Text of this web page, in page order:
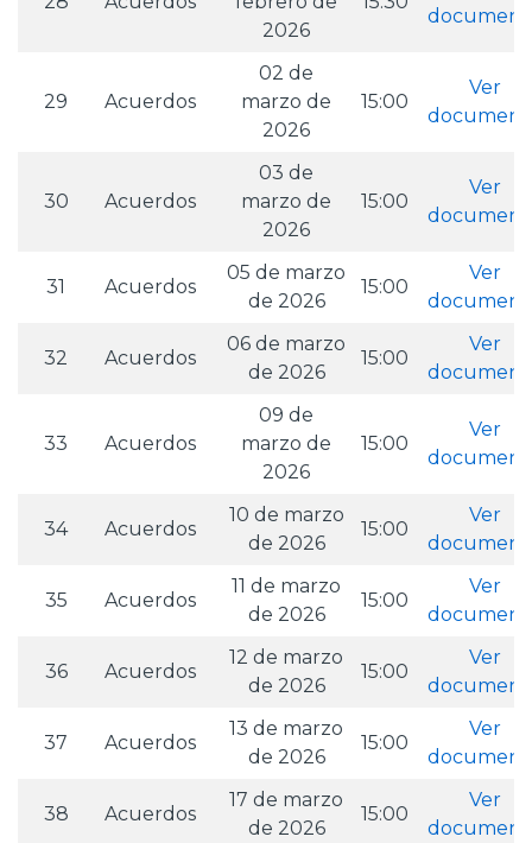
2026
29 Acuerdos
02 de
marzo de
2026
15:00
Ver
30 Acuerdos
03 de
marzo de
2026
15:00
Ver
31 Acuerdos
05 de marzo
de 2026
15:00
Ver
32 Acuerdos
06 de marzo
de 2026
15:00
Ver
33 Acuerdos
09 de
marzo de
2026
15:00
Ver
34 Acuerdos
10 de marzo
de 2026
15:00
Ver
35 Acuerdos
11 de marzo
de 2026
15:00
Ver
36 Acuerdos
12 de marzo
de 2026
15:00
Ver
37 Acuerdos
13 de marzo
de 2026
15:00
Ver
38 Acuerdos
17 de marzo
de 2026
15:00
Ver